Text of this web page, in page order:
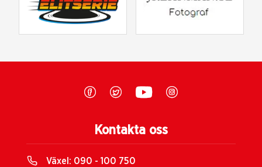
Kontakta oss
Växel: 090 - 100 750